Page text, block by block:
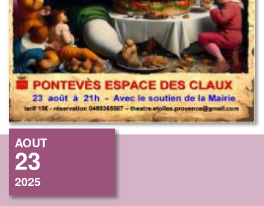
AOUT
23
2025